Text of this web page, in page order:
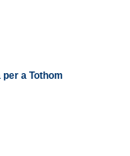
a Tothom